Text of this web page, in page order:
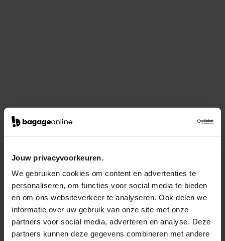
Jouw privacyvoorkeuren.
We gebruiken cookies om content en advertenties te
personaliseren, om functies voor social media te bieden
en om ons websiteverkeer te analyseren. Ook delen we
informatie over uw gebruik van onze site met onze
partners voor social media, adverteren en analyse. Deze
partners kunnen deze gegevens combineren met andere